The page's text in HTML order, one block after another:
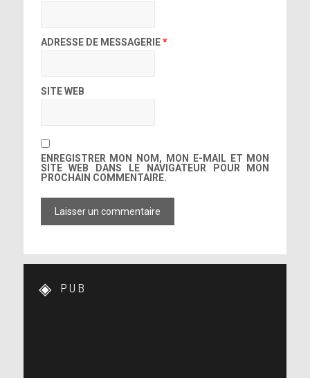
ADRESSE DE MESSAGERIE*
SITE WEB
ENREGISTRER MON NOM, MON E-MAIL ET MON
SITE WEB DANS LE NAVIGATEUR POUR MON
PROCHAIN COMMENTAIRE.
PUB